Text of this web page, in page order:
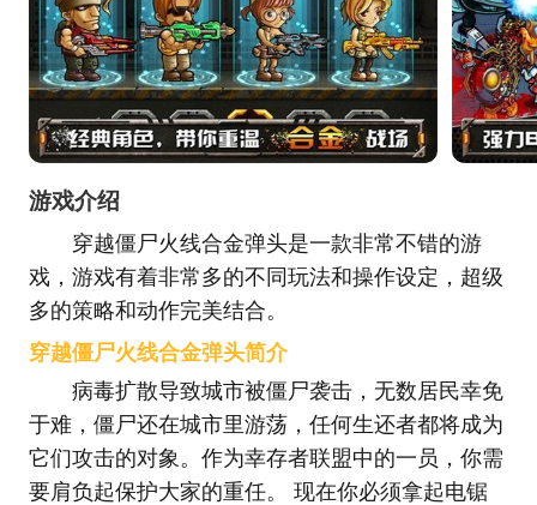
游戏介绍
穿越僵尸火线合金弹头是一款非常不错的游
戏，游戏有着非常多的不同玩法和操作设定，超级
多的策略和动作完美结合。
穿越僵尸火线合金弹头简介
病毒扩散导致城市被僵尸袭击，无数居民幸免
于难，僵尸还在城市里游荡，任何生还者都将成为
它们攻击的对象。作为幸存者联盟中的一员，你需
要肩负起保护大家的重任。 现在你必须拿起电锯